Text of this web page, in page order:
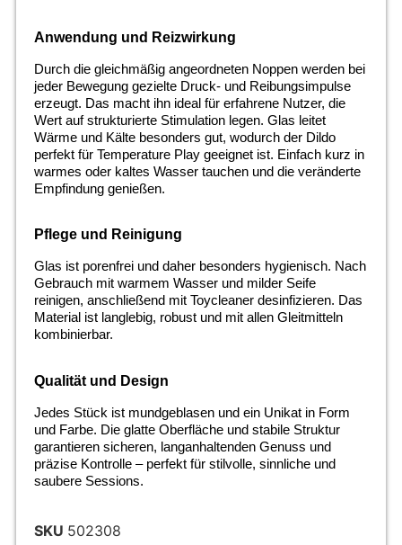
Anwendung und Reizwirkung
Durch die gleichmäßig angeordneten Noppen werden bei
jeder Bewegung gezielte Druck- und Reibungsimpulse
erzeugt. Das macht ihn ideal für erfahrene Nutzer, die
Wert auf strukturierte Stimulation legen. Glas leitet
Wärme und Kälte besonders gut, wodurch der Dildo
perfekt für Temperature Play geeignet ist. Einfach kurz in
warmes oder kaltes Wasser tauchen und die veränderte
Empfindung genießen.
Pflege und Reinigung
Glas ist porenfrei und daher besonders hygienisch. Nach
Gebrauch mit warmem Wasser und milder Seife
reinigen, anschließend mit Toycleaner desinfizieren. Das
Material ist langlebig, robust und mit allen Gleitmitteln
kombinierbar.
Qualität und Design
Jedes Stück ist mundgeblasen und ein Unikat in Form
und Farbe. Die glatte Oberfläche und stabile Struktur
garantieren sicheren, langanhaltenden Genuss und
präzise Kontrolle – perfekt für stilvolle, sinnliche und
saubere Sessions.
SKU 502308